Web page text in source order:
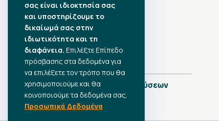
•Αύγουστος 2026
•Ιούλιος 2026
•Ιούνιος 2026
•Μάιος 2026
•Απρίλιος 2026
•Μάρτιος 2026
Πλήρες Ημερολόγιο Δημοσιεύσεων
σας είναι ιδιοκτησία σας
και υποστηρίζουμε το
δικαίωμά σας στην
ιδιωτικότητα και τη
διαφάνεια. Επιλέξτε Επίπεδο
πρόσβασης στα δεδομένα για
να επιλέξετε τον τρόπο που θα
χρησιμοποιούμε και θα
κοινοποιούμε τα δεδομένα σας.
Προσωπικά Δεδομένα